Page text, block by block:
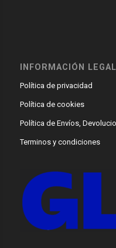
INFORMACIÓN LEGAL
Política de privacidad
Política de cookies
Política de Envíos,
Terminos y condiciones